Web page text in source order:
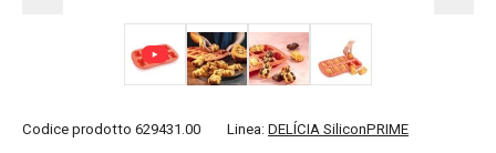
Codice prodotto 629431.00 Linea: DELÍCIA SiliconPRIME